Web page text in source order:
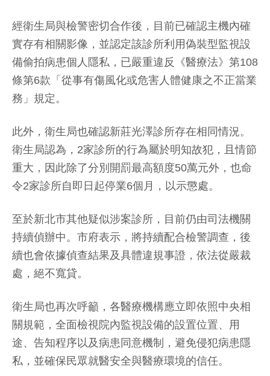
經衛生局與檢警密切合作後，目前已確認主機內確
實存有相關影像，並認定該診所利用偽裝型監視設
備偷拍病患個人隱私，已嚴重違反《醫療法》第108
條第6款「從事有傷風化或危害人體健康之不正當業
務」規定。
此外，衛生局也確認新莊光澤診所存在相同情況。
衛生局認為，2家診所的行為屬於明知故犯，且情節
重大，因此除了分別開罰最高額度50萬元外，也命
令2家診所自即日起停業6個月，以示懲處。
至於新北市其他疑似涉案診所，目前仍由司法機關
持續偵辦中。市府表示，將持續配合檢警調查，後
續也會依據偵查結果及具體違規事證，依法從嚴裁
處，絕不寬貸。
衛生局也再次呼籲，各醫療機構應立即依照中央相
關規範，全面檢視院內監視設備的設置位置、用
途、告知程序以及病患同意機制，避免侵犯病患隱
私，並確保民眾就醫安全與醫療環境的信任。